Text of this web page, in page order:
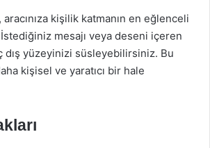
aracınıza kişilik katmanın en eğlenceli
mesajı veya deseni içeren
dış yüzeyinizi süsleyebilirsiniz. Bu
kişisel ve yaratıcı bir hale